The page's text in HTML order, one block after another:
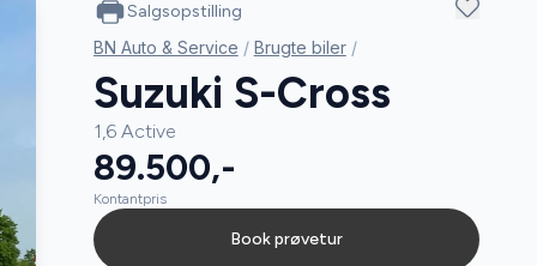
Salgsopstilling
BN Auto & Service / Brugte biler /
Suzuki S-Cross
1,6 Active
89.500,-
Kontantpris
Book prøvetur